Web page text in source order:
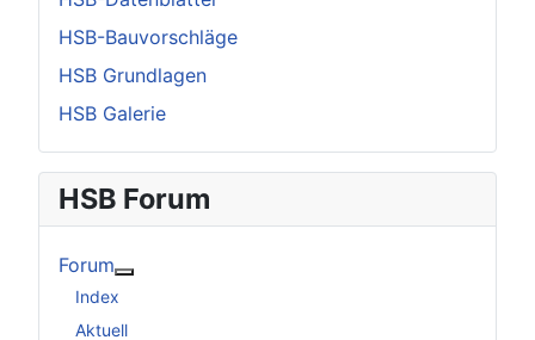
HSB-Bauvorschläge
HSB Grundlagen
HSB Galerie
HSB Forum
Forum
Index
Aktuell